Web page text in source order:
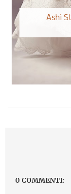
Ashi
0 COMMENTI: